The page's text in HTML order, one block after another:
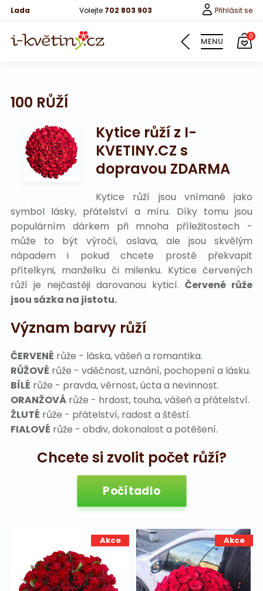
Lada Volejte 702 803 903 Přihlásit se
MENU 0
Květiny
Pro děti
100 růží
Růže
Bonboniery
Vína
Na pohřeb
100 RŮŽÍ
Kytice růží z I-
KVETINY.CZ s
dopravou ZDARMA
Kytice růží jsou vnímané jako
symbol lásky, přátelství a míru. Díky tomu jsou
populárním dárkem při mnoha příležitostech -
může to být výročí, oslava, ale jsou skvělým
nápadem i pokud chcete prostě překvapit
přítelkyni, manželku či milenku. Kytice červených
růží je nejčastěji darovanou kyticí.Červené růže
jsou sázka na jistotu.
Význam barvy růží
ČERVENÉ růže - láska, vášeň a romantika.
RŮŽOVÉ růže - vděčnost, uznání, pochopení a lásku.
BÍLÉ růže - pravda, věrnost, úcta a nevinnost.
ORANŽOVÁrůže - hrdost, touha, vášeň a přátelství.
ŽLUTÉ růže - přátelství, radost a štěstí.
FIALOVÉ růže - obdiv, dokonalost a potěšení.
Chcete si zvolit počet růží?
Počítadlo
Akce Akce